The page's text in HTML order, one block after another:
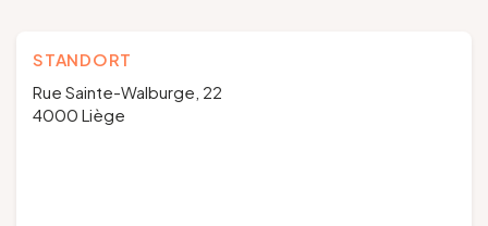
STANDORT
Rue Sainte-Walburge, 22
4000 Liège